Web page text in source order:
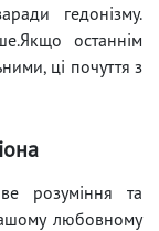
гедонізму.
останнім
ці почуття з
розуміння та
любовному